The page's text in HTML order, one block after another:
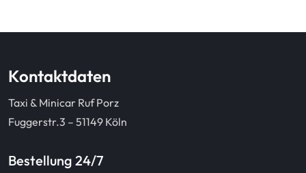
Kontaktdaten
Taxi & Minicar Ruf Porz
Fuggerstr.3 – 51149 Köln
Bestellung 24/7